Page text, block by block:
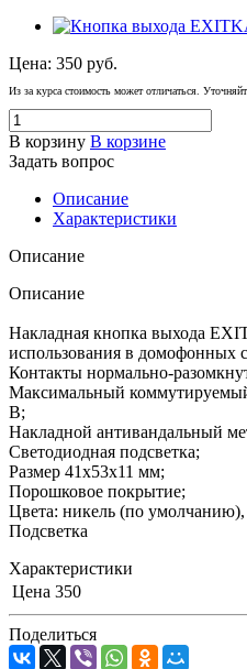
Цена: 350 руб.
Из за курса стоимость может отличаться.
В корзину В корзине
Задать вопрос
Описание
Характеристики
Описание
Описание
Накладная кнопка выхода
использования в домофонных
Контакты нормально-
Максимальный
В;
Накладной антивандальный
Светодиодная подсветка;
Размер 41х53х11 мм;
Порошковое покрытие;
Цвета: никель (по
Подсветка
Характеристики
Цена 350
Поделиться